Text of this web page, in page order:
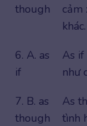
though
cảm
khác.
6. A. as
if
As
như
7. B. as
though
As
tình